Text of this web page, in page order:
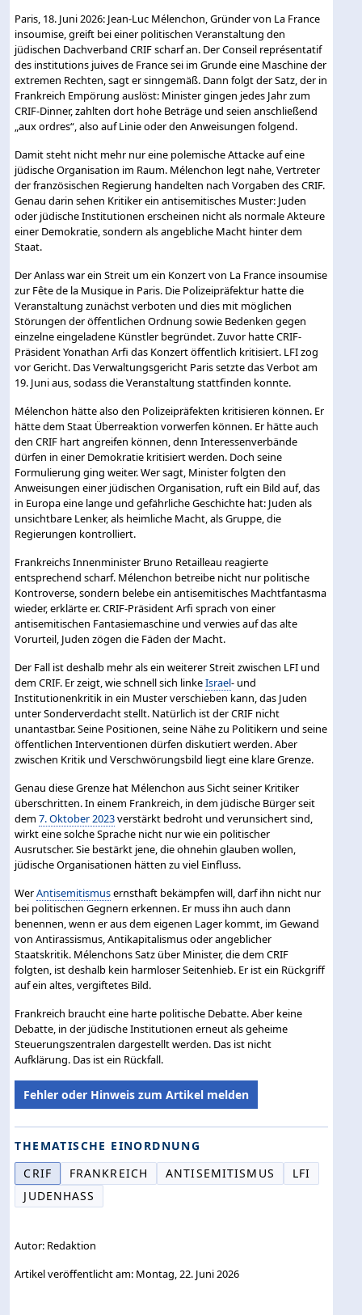
Paris, 18. Juni 2026: Jean-Luc Mélenchon, Gründer von La France
insoumise, greift bei einer politischen Veranstaltung den
jüdischen Dachverband CRIF scharf an. Der Conseil représentatif
des institutions juives de France sei im Grunde eine Maschine der
extremen Rechten, sagt er sinngemäß. Dann folgt der Satz, der in
Frankreich Empörung auslöst: Minister gingen jedes Jahr zum
CRIF-Dinner, zahlten dort hohe Beträge und seien anschließend
„aux ordres“, also auf Linie oder den Anweisungen folgend.
Damit steht nicht mehr nur eine polemische Attacke auf eine
jüdische Organisation im Raum. Mélenchon legt nahe, Vertreter
der französischen Regierung handelten nach Vorgaben des CRIF.
Genau darin sehen Kritiker ein antisemitisches Muster: Juden
oder jüdische Institutionen erscheinen nicht als normale Akteure
einer Demokratie, sondern als angebliche Macht hinter dem
Staat.
Der Anlass war ein Streit um ein Konzert von La France insoumise
zur Fête de la Musique in Paris. Die Polizeipräfektur hatte die
Veranstaltung zunächst verboten und dies mit möglichen
Störungen der öffentlichen Ordnung sowie Bedenken gegen
einzelne eingeladene Künstler begründet. Zuvor hatte CRIF-
Präsident Yonathan Arfi das Konzert öffentlich kritisiert. LFI zog
vor Gericht. Das Verwaltungsgericht Paris setzte das Verbot am
19. Juni aus, sodass die Veranstaltung stattfinden konnte.
Mélenchon hätte also den Polizeipräfekten kritisieren können. Er
hätte dem Staat Überreaktion vorwerfen können. Er hätte auch
den CRIF hart angreifen können, denn Interessenverbände
dürfen in einer Demokratie kritisiert werden. Doch seine
Formulierung ging weiter. Wer sagt, Minister folgten den
Anweisungen einer jüdischen Organisation, ruft ein Bild auf, das
in Europa eine lange und gefährliche Geschichte hat: Juden als
unsichtbare Lenker, als heimliche Macht, als Gruppe, die
Regierungen kontrolliert.
Frankreichs Innenminister Bruno Retailleau reagierte
entsprechend scharf. Mélenchon betreibe nicht nur politische
Kontroverse, sondern belebe ein antisemitisches Machtfantasma
wieder, erklärte er. CRIF-Präsident Arfi sprach von einer
antisemitischen Fantasiemaschine und verwies auf das alte
Vorurteil, Juden zögen die Fäden der Macht.
Der Fall ist deshalb mehr als ein weiterer Streit zwischen LFI und
dem CRIF. Er zeigt, wie schnell sich linkeIsrael- und
Institutionenkritik in ein Muster verschieben kann, das Juden
unter Sonderverdacht stellt. Natürlich ist der CRIF nicht
unantastbar. Seine Positionen, seine Nähe zu Politikern und seine
öffentlichen Interventionen dürfen diskutiert werden. Aber
zwischen Kritik und Verschwörungsbild liegt eine klare Grenze.
Genau diese Grenze hat Mélenchon aus Sicht seiner Kritiker
überschritten. In einem Frankreich, in dem jüdische Bürger seit
dem7. Oktober 2023verstärkt bedroht und verunsichert sind,
wirkt eine solche Sprache nicht nur wie ein politischer
Ausrutscher. Sie bestärkt jene, die ohnehin glauben wollen,
jüdische Organisationen hätten zu viel Einfluss.
WerAntisemitismusernsthaft bekämpfen will, darf ihn nicht nur
bei politischen Gegnern erkennen. Er muss ihn auch dann
benennen, wenn er aus dem eigenen Lager kommt, im Gewand
von Antirassismus, Antikapitalismus oder angeblicher
Staatskritik. Mélenchons Satz über Minister, die dem CRIF
folgten, ist deshalb kein harmloser Seitenhieb. Er ist ein Rückgriff
auf ein altes, vergiftetes Bild.
Frankreich braucht eine harte politische Debatte. Aber keine
Debatte, in der jüdische Institutionen erneut als geheime
Steuerungszentralen dargestellt werden. Das ist nicht
Aufklärung. Das ist ein Rückfall.
Fehler oder Hinweis zum Artikel melden
THEMATISCHE EINORDNUNG
CRIF
FRANKREICH ANTISEMITISMUS
LFI
JUDENHASS
Autor: Redaktion
Artikel veröffentlicht am: Montag, 22. Juni 2026